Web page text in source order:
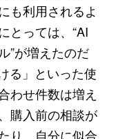
も利用されるよ
とっては、“AI
”が増えたのだ
る」といった使
わせ件数は増え
購入前の相談が
り、自分に似合